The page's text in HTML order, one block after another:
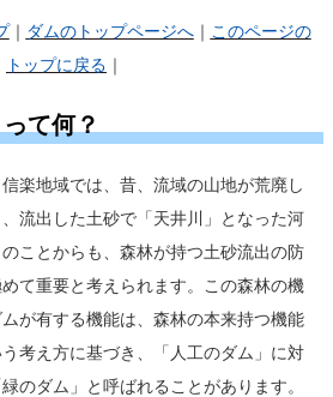
｜ ダムのトップページへ｜ このページの
トップに戻る ｜
て何？
楽地域では、昔、流域の山地が荒廃し
流出した土砂で「天井川」となった河
ことからも、森林が持つ土砂流出の防
て重要と考えられます。この森林の機
が有する機能は、森林の本来持つ機能
考え方に基づき、「人工のダム」に対
のダム」と呼ばれることがあります。